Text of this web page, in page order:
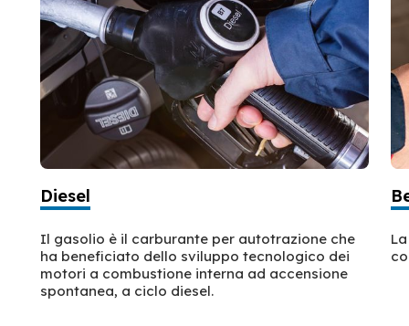
Diesel
Il gasolio è il carburante per autotrazione che
ha beneficiato dello sviluppo tecnologico dei
motori a combustione interna ad accensione
spontanea, a ciclo diesel.